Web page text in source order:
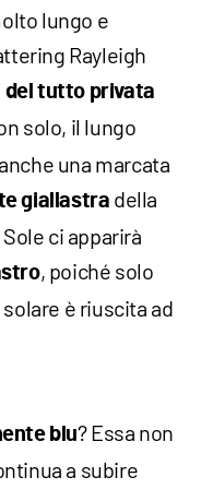
lungo e
Rayleigh
del tutto privata
solo, il lungo
una marcata
giallastra della
ci apparirà
, poiché solo
è riuscita ad
blu? Essa non
a subire